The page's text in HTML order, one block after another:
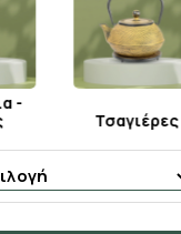
-
Τσαγιέρες